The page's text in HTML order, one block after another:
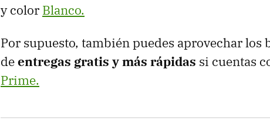
y color Blanco.
Por supuesto, también puedes aprovechar los
deentregas gratis y más rápidas si cuentas
Prime.